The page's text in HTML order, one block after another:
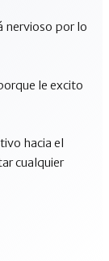
nervioso por lo
le excito
hacia el
cualquier